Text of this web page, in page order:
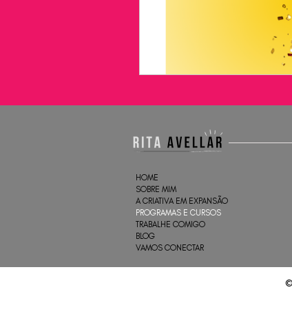
HOME
SOBRE MIM
A CRIATIVA EM EXPANSÃO
PROGRAMAS E CURSOS
TRABALHE COMIGO
BLOG
VAMOS CONECTAR